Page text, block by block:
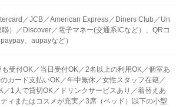
／JCB／American Express／Diners Club／Un
）／Discover／電子マネー(交通系ICなど）、QRコ
、aupayなど）
受付OK／当日受付OK／2名以上の利用OK／個室あ
カード支払いOK／年中無休／女性スタッフ在籍／
／1人で貸切OK／ドリンクサービスあり／着替えあ
ィまたはコスメが充実／3席（ベッド）以下の小型